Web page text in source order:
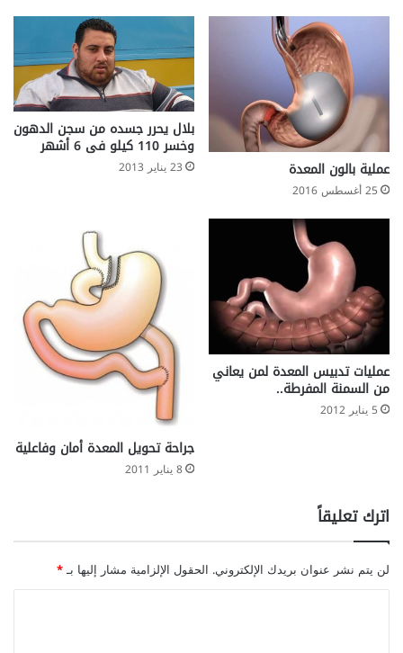
عملية بالون المعدة
25 أغسطس 2016
بلال يحرر جسده من سجن الدهون
وخسر 110 كيلو فى 6 أشهر
23 يناير 2013
عمليات تدبيس المعدة لمن يعاني
من السمنة المفرطة..
5 يناير 2012
جراحة تحويل المعدة أمان وفاعلية
8 يناير 2011
اترك تعليقاً
لن يتم نشر عنوان بريدك الإلكتروني. الحقول الإلزامية مشار إليها بـ*